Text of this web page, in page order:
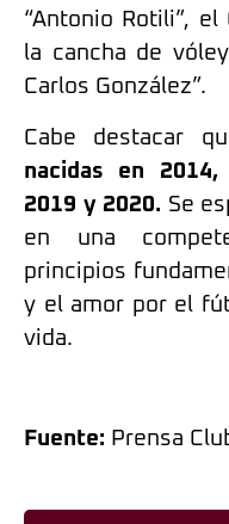
“Antonio Rotili”, el
la cancha de
Carlos González”.
Cabe destacar
nacidas en
2019 y 2020. Se
en una
principios
y el amor por el
vida.
Fuente: Prensa